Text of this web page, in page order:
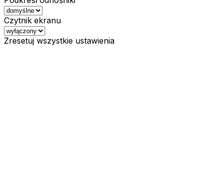
Czytnik ekranu
Zresetuj wszystkie ustawienia